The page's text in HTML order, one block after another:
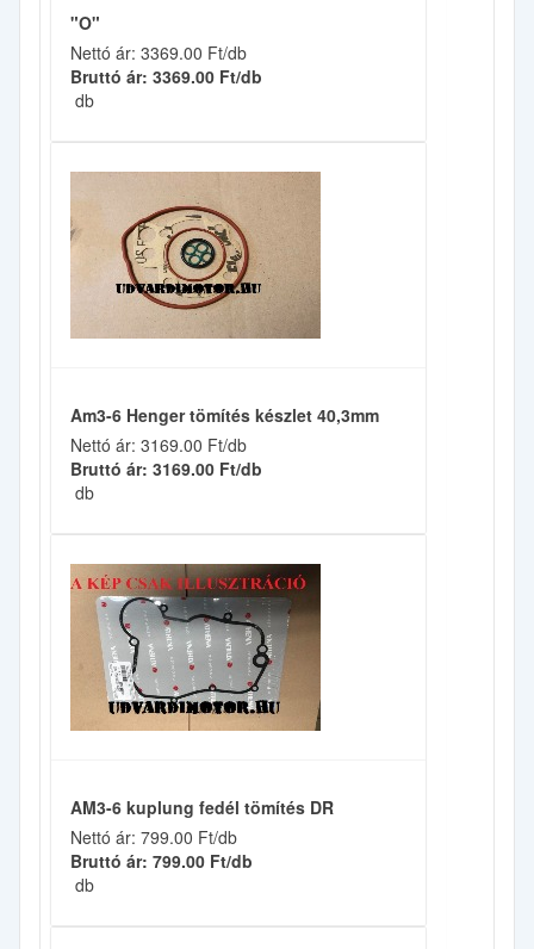
"O"
Nettó ár: 3369.00 Ft/db
Bruttó ár: 3369.00 Ft/db
db
Am3-6 Henger tömítés készlet 40,3mm
Nettó ár: 3169.00 Ft/db
Bruttó ár: 3169.00 Ft/db
db
AM3-6 kuplung fedél tömítés DR
Nettó ár: 799.00 Ft/db
Bruttó ár: 799.00 Ft/db
db